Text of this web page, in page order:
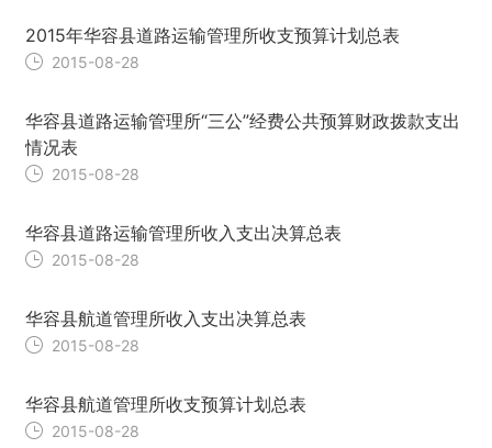
2015年华容县道路运输管理所收支预算计划总表
2015-08-28
华容县道路运输管理所“三公”经费公共预算财政拨款支出
情况表
2015-08-28
华容县道路运输管理所收入支出决算总表
2015-08-28
华容县航道管理所收入支出决算总表
2015-08-28
华容县航道管理所收支预算计划总表
2015-08-28